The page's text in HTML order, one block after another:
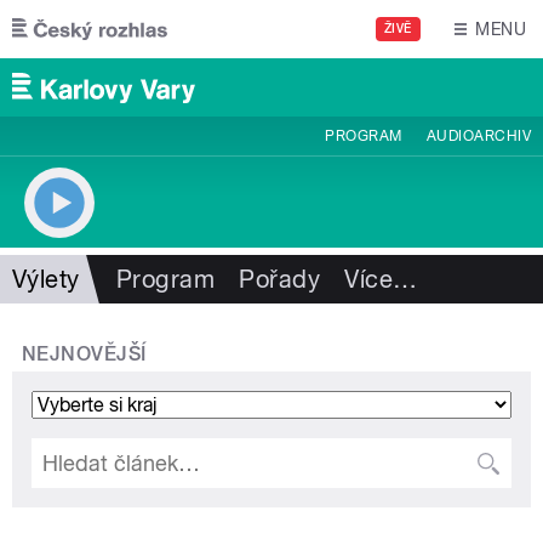
Přejít k hlavnímu obsahu
ŽIVĚ MENU
PROGRAM AUDIOARCHIV
Výlety Program Pořady Více…
NEJNOVĚJŠÍ